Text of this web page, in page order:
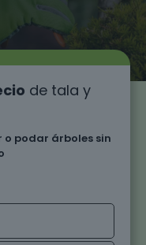
de tala y
podar árboles sin